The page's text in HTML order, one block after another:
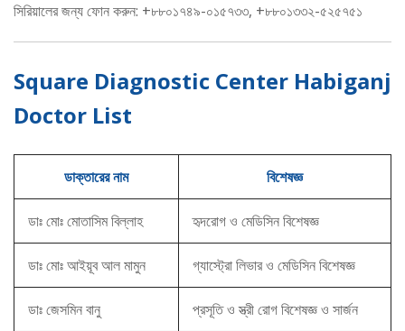
সিরিয়ালের জন্য ফোন করুন: +৮৮০১৭৪৯-০১৫৭৩৩, +৮৮০১৩৩২-৫২৫৭৫১
Square Diagnostic Center Habiganj
Doctor List
ডাক্তারের নাম বিশেষজ্ঞ
ডাঃ মোঃ মোতাসিম বিল্লাহ হৃদরোগ ও মেডিসিন বিশেষজ্ঞ
ডাঃ মোঃ আইয়ূব আল মামুন গ্যাস্ট্রো লিভার ও মেডিসিন বিশেষজ্ঞ
ডাঃ জেসমিন বানু প্রসূতি ও স্ত্রী রোগ বিশেষজ্ঞ ও সার্জন